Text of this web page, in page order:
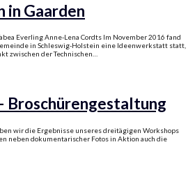
in Gaarden
Everling Anne-Lena Cordts Im November 2016 fand
in Schleswig-Holstein eine Ideenwerkstatt statt,
zwischen der Technischen…
Broschürengestaltung
wir die Ergebnisse unseres dreitägigen Workshops
neben dokumentarischer Fotos in Aktion auch die